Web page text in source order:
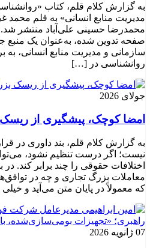
به گزارش کلام قلم، کتاب
مدیریت منابع انسانی» به قلم محمد
صفحه تدوین شده، به‌عنوان یک منبع
سازمانی و مدیریت منابع انسانی، به
روانشناسی در […]
جولای 2026
امضا کوچک، پیشگیری از
به گزارش کلام قلم، بند داوری در
نیست؛ اگر درست تنظیم نشود،
اختلافات حقوقی را چند برابر کند. در
معاملات بزرگ تجاری و چه در
که معمولاً در پایان متن می‌آید و
07 ژانویه 2026